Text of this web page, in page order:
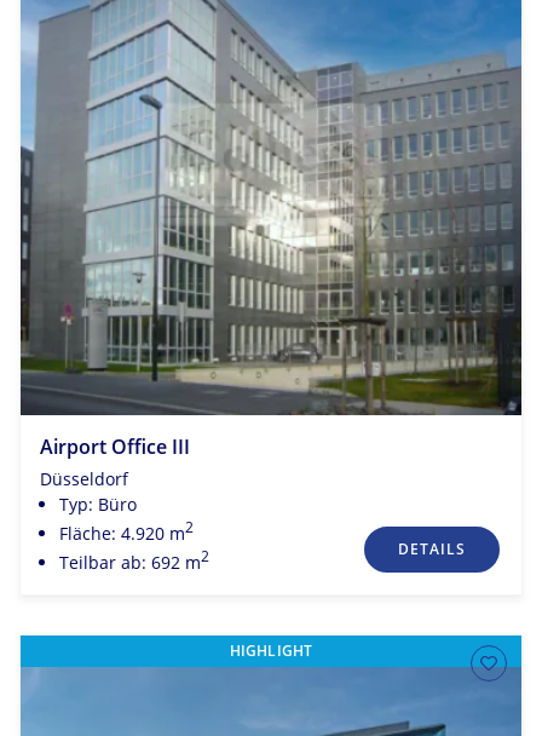
Airport Office III
Düsseldorf
Typ: Büro
Fläche: 4.920 m2
Teilbar ab: 692 m2 DETAILS
HIGHLIGHT